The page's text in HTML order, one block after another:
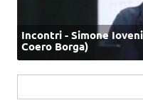
Incontri - Simone
Coero Borga)
per: